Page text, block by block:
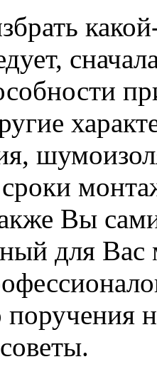
Вы
для Вас
поручения